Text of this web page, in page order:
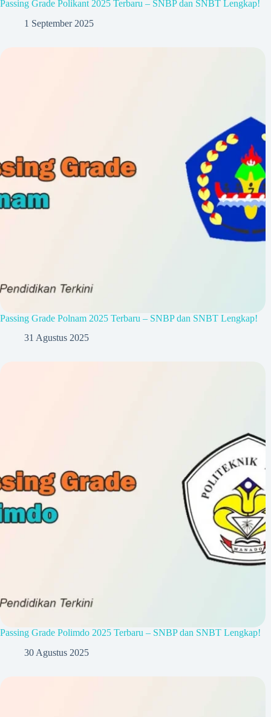
Passing Grade Polikant 2025 Terbaru – SNBP dan SNBT Lengkap!
1 September 2025
Passing Grade Polnam 2025 Terbaru – SNBP dan SNBT Lengkap!
31 Agustus 2025
Passing Grade Polimdo 2025 Terbaru – SNBP dan SNBT Lengkap!
30 Agustus 2025